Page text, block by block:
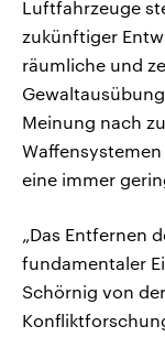
Luftfahrzeuge
zukünftiger
räumliche und
Meinung nach
eine immer
„Das Entfernen
fundamentaler
Schörnig von